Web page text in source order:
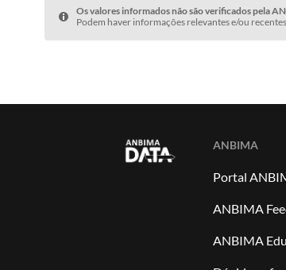
Os valores informados não são verificados pela
Podem haver informações relevantes e/ou
ANBIMA
Portal
ANBIMA
ANBIMA Edu